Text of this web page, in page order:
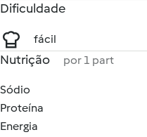
Dificuldade
fácil
Nutrição por 1 part
Sódio
Proteína
Energia